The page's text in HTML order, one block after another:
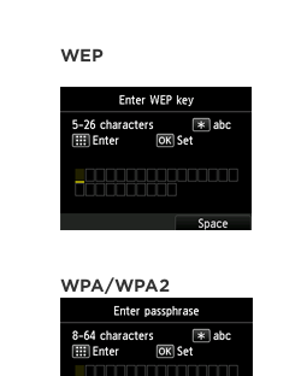
WEP
WPA/WPA2